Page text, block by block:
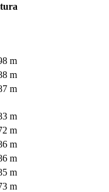
m
m
m
m
m
m
m
m
m